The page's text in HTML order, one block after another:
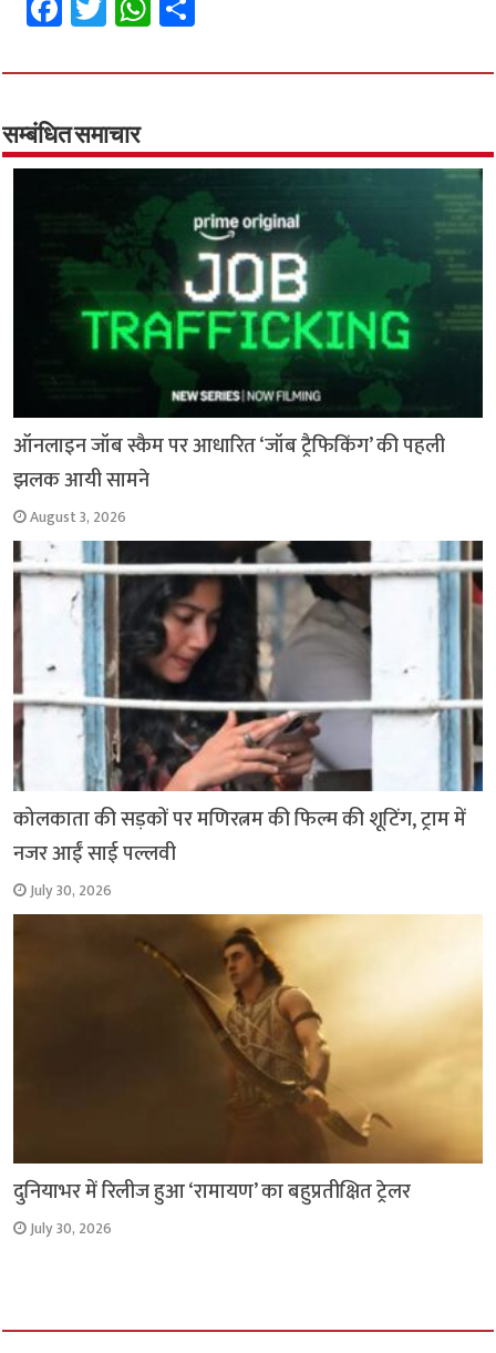
ce
b
o
o
k
wi
tt
er
h
at
p
p
ar
सम्बंधित समाचार
ऑनलाइन जॉब स्कैम पर आधारित ‘जॉब ट्रैफिकिंग’ की पहली
झलक आयी सामने
August 3, 2026
कोलकाता की सड़कों पर मणिरत्नम की फिल्म की शूटिंग, ट्राम में
नजर आईं साई पल्लवी
July 30, 2026
दुनियाभर में रिलीज हुआ ‘रामायण’ का बहुप्रतीक्षित ट्रेलर
July 30, 2026